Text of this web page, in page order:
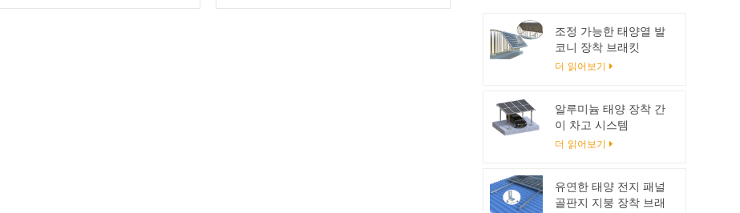
조정 가능한 태양열 발
코니 장착 브래킷
더 읽어보기
알루미늄 태양 장착 간
이 차고 시스템
더 읽어보기
유연한 태양 전지 패널
골판지 지붕 장착 브래